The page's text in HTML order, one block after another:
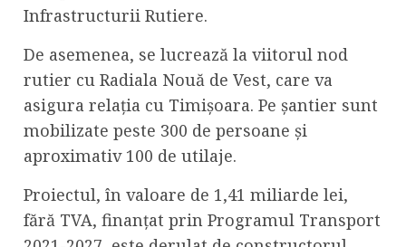
Infrastructurii Rutiere.
De asemenea, se lucrează la viitorul nod
rutier cu Radiala Nouă de Vest, care va
asigura relația cu Timișoara. Pe șantier sunt
mobilizate peste 300 de persoane și
aproximativ 100 de utilaje.
Proiectul, în valoare de 1,41 miliarde lei,
fără TVA, finanțat prin Programul Transport